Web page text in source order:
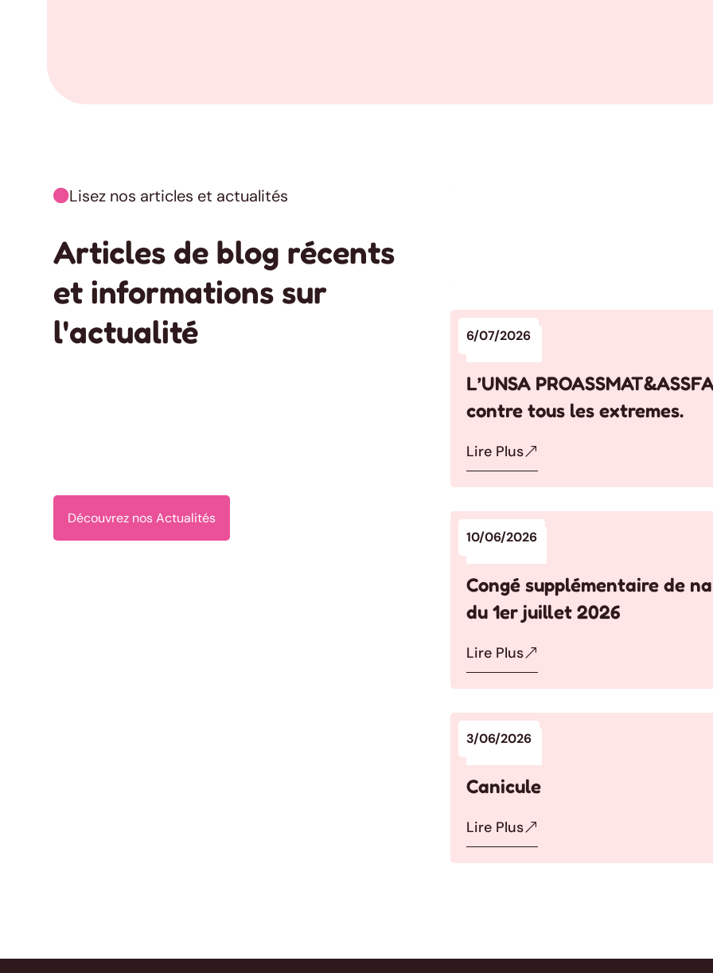
Lisez nos articles et actualités
Articles de blog récents
et informations sur
l'actualité
Découvrez nos Actualités
L’UNSA
contre tous les extremes.
6/07/2026
Actualités
Lire Plus
Congé supplémentaire de
du 1er juillet 2026
10/06/2026
Non classé
Lire Plus
Canicule
3/06/2026
Actualités
Lire Plus